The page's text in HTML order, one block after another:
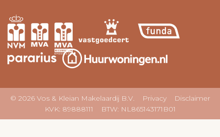
© 2026 Vos & Kleian Makelaardij B.V. Privacy
Disclaimer
KVK: 89888111 BTW: NL865143171B01